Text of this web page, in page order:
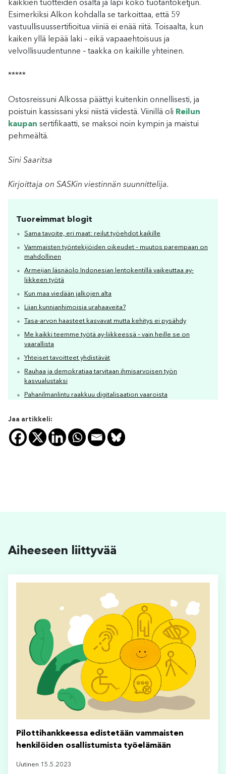
kaikkien tuotteiden osalta ja läpi koko tuotantoketjun.
Esimerkiksi Alkon kohdalla se tarkoittaa, että 59
vastuullisuussertifioitua viiniä ei enää riitä. Toisaalta, kun
kaiken yllä lepää laki – eikä vapaaehtoisuus ja
velvollisuudentunne – taakka on kaikille yhteinen.
*****
Ostosreissuni Alkossa päättyi kuitenkin onnellisesti, ja
poistuin kassissani yksi niistä viidestä. Viinillä oli Reilun
kaupan sertifikaatti, se maksoi noin kympin ja maistui
pehmeältä.
Sini Saaritsa
Kirjoittaja on SASKin viestinnän suunnittelija.
Tuoreimmat blogit
Sama tavoite, eri maat: reilut työehdot kaikille
Vammaisten työntekijöiden oikeudet – muutos parempaan on
mahdollinen
Armeijan läsnäolo Indonesian lentokentillä vaikeuttaa ay-
liikkeen työtä
Kun maa viedään jalkojen alta
Liian kunnianhimoisia urahaaveita?
Tasa-arvon haasteet kasvavat mutta kehitys ei pysähdy
Me kaikki teemme työtä ay-liikkeessä – vain heille se on
vaarallista
Yhteiset tavoitteet yhdistävät
Rauhaa ja demokratiaa tarvitaan ihmisarvoisen työn
kasvualustaksi
Pahanilmanlintu raakkuu digitalisaation vaaroista
Jaa artikkeli:
Aiheeseen liittyvää
Pilottihankkeessa edistetään vammaisten
henkilöiden osallistumista työelämään
Uutinen 15.5.2023